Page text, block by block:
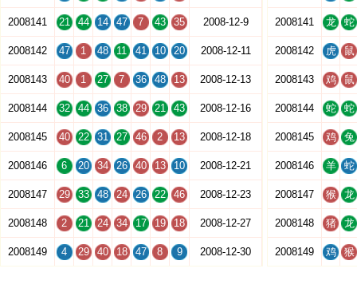
2008141 21 44 14 47 7 43 35 2008-12-9
2008142 47 1 48 11 41 10 20 2008-12-11
2008143 40 1 27 7 36 48 13 2008-12-13
2008144 32 44 36 38 29 21 43 2008-12-16
2008145 40 22 31 27 46 2 13 2008-12-18
2008146 6 20 34 26 40 13 10 2008-12-21
2008147 29 33 48 24 26 22 46 2008-12-23
2008148 2 21 24 34 17 19 18 2008-12-27
2008149 4 29 40 18 47 8 9 2008-12-30
2008141 龙 蛇
2008142 虎 鼠
2008143 鸡 鼠
2008144 蛇 蛇
2008145 鸡 兔
2008146 羊 蛇
2008147 猴 龙
2008148 猪 龙
2008149 鸡 猴